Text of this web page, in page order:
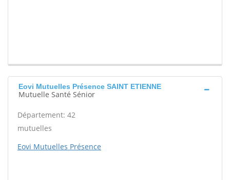
Eovi Mutuelles Présence SAINT ETIENNE
Mutuelle Santé Sénior
Département: 42
mutuelles
Eovi Mutuelles Présence